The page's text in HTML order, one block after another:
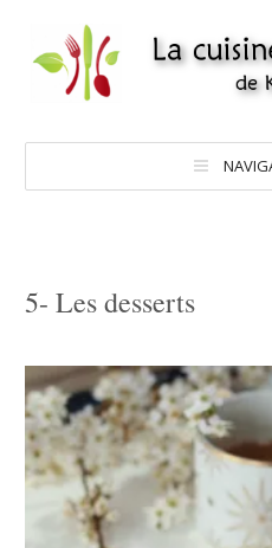
5- Les desserts